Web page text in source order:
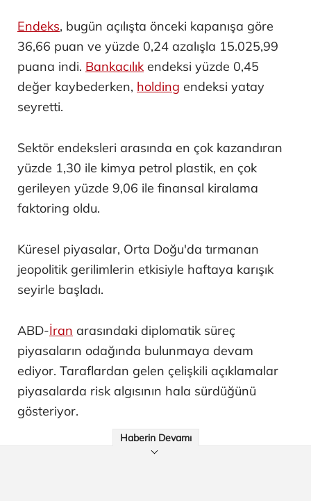
Endeks, bugün açılışta önceki kapanışa göre
36,66 puan ve yüzde 0,24 azalışla 15.025,99
puana indi. Bankacılık endeksi yüzde 0,45
değer kaybederken, holding endeksi yatay
seyretti.
Sektör endeksleri arasında en çok kazandıran
yüzde 1,30 ile kimya petrol plastik, en çok
gerileyen yüzde 9,06 ile finansal kiralama
faktoring oldu.
Küresel piyasalar, Orta Doğu'da tırmanan
jeopolitik gerilimlerin etkisiyle haftaya karışık
seyirle başladı.
ABD-İran arasındaki diplomatik süreç
piyasaların odağında bulunmaya devam
ediyor. Taraflardan gelen çelişkili açıklamalar
piyasalarda risk algısının hala sürdüğünü
gösteriyor.
Haberin Devamı